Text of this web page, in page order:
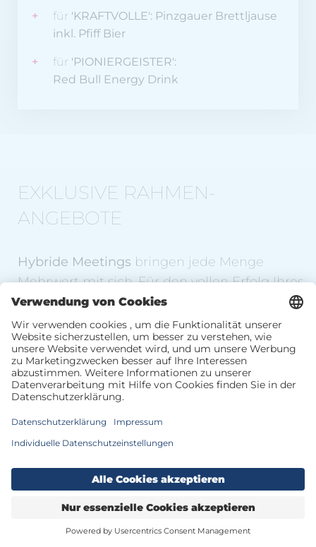
für 'KRAFTVOLLE': Pinzgauer Brettljause
inkl. Pfiff Bier
für 'PIONIERGEISTER':
Red Bull Energy Drink
EXKLUSIVE RAHMEN-
ANGEBOTE
Hybride Meetings bringen jede Menge
Mehrwert mit sich. Für den vollen Erfolg Ihres
Hybriden Events bieten wir die geeignete
Technik & Technologiean.
Mit unserem TOP-Partner, demKaprun
Diagnostikzentrum, in der Region
garantieren wir eine
Corporate Well-Being.